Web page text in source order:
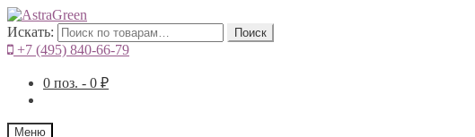
Искать: Поиск
+7 (495) 840-66-79
0 поз. - 0 ₽
Меню